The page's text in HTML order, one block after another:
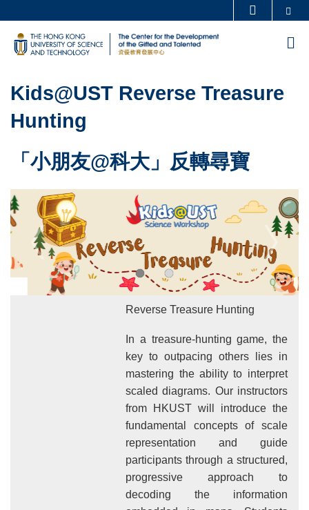
main
科大新聞 學術部門索引
教授簡錄
Left
Text
Kids@UST Reverse Treasure
Hunting
「小朋友@科大」反轉尋寶
Reverse Treasure Hunting
In a treasure-hunting game, the
key to outpacing others lies in
mastering the ability to interpret
scaled diagrams. Our instructors
from HKUST will introduce the
fundamental concepts of scale
representation and guide
participants through a structured,
progressive approach to
decoding the information